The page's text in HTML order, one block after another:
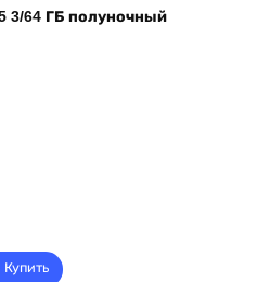
3/64 ГБ полуночный
Купить